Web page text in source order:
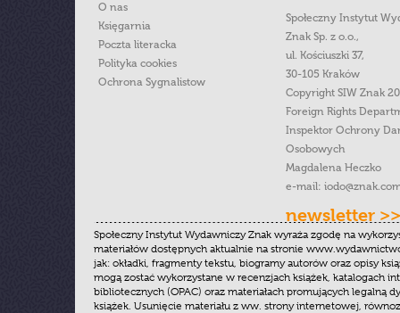
O nas
Księgarnia
Poczta literacka
Polityka cookies
Ochrona Sygnalistow
Społeczny Instytut
Znak Sp. z o.o.,
ul. Kościuszki 37,
30-105 Kraków
Copyright SIW Znak
Foreign Rights
Inspektor Ochrony
Osobowych
Magdalena Heczko
e-mail:
newsletter >>
Społeczny Instytut Wydawniczy Znak wyraża zgodę na
materiałów dostępnych aktualnie na stronie
jak: okładki, fragmenty tekstu, biogramy autorów oraz opisy
mogą zostać wykorzystane w recenzjach książek, katalogach
bibliotecznych (OPAC) oraz materiałach promujących legalną
książek. Usunięcie materiału z ww. strony internetowej,